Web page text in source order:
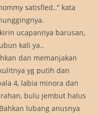
satisfied..” kata
ucapannya barusan,
kali ya..
dan memanjakan
yg putih dan
4, labia minora dan
bulu jembut halus
lubang anusnya